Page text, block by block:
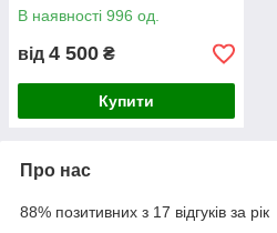
В наявності 996 од.
від 4 500 ₴
Купити
Про нас
88% позитивних з 17 відгуків за рік